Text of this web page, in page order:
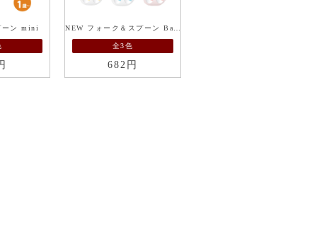
ーン mini NEW フォーク＆スプーン Baby ケース付
全3色
682円